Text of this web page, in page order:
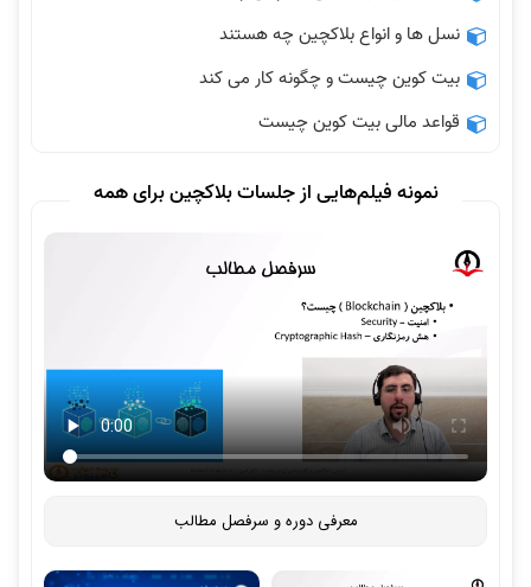
نسل ها و انواع بلاکچین چه هستند
بیت کوین چیست و چگونه کار می کند
قواعد مالی بیت کوین چیست
نمونه فیلم‌هایی از جلسات بلاکچین برای همه
معرفی دوره و سرفصل مطالب